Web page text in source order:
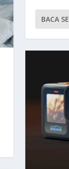
BACA